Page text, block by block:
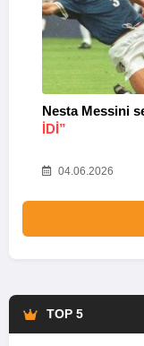
Nesta Messini
IDI”
04.06.2026
TOP 5